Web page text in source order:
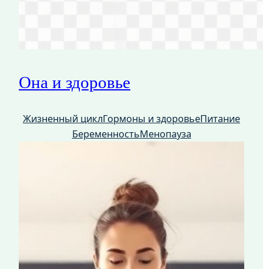
Она и здоровье
Жизненный циклГормоны и здоровьеПитание
БеременностьМенопауза